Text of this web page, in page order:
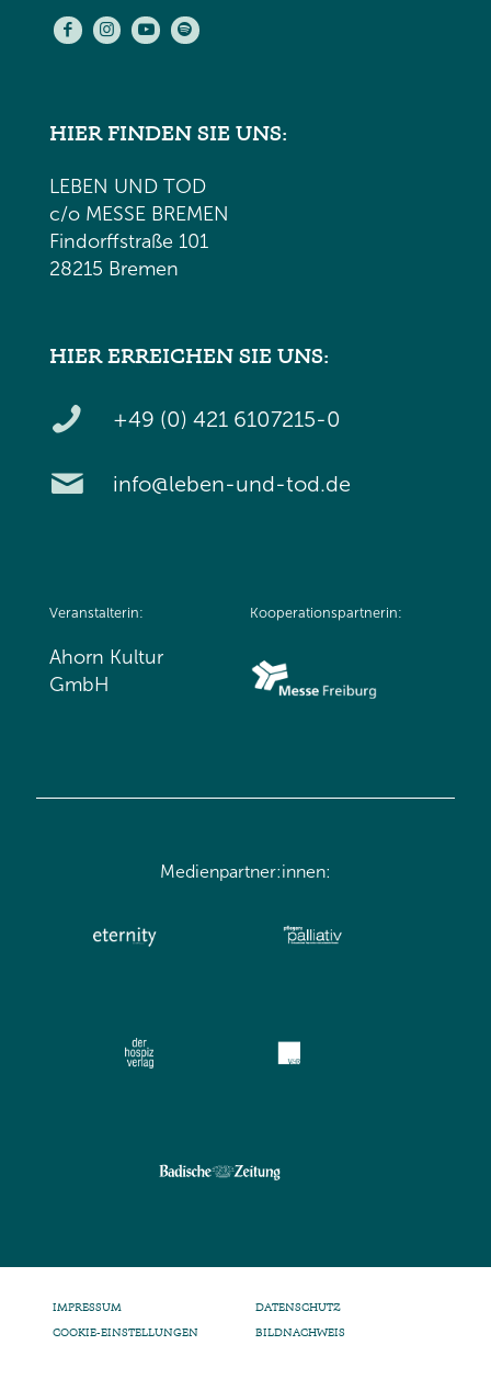
HIER FINDEN SIE UNS:
LEBEN UND TOD
c/o MESSE BREMEN
Findorffstraße 101
28215 Bremen
HIER ERREICHEN SIE UNS:
+49 (0) 421 6107215-0
info@leben-und-tod.de
Veranstalterin:
Ahorn Kultur
GmbH
Kooperationspartnerin:
Medienpartner:innen:
IMPRESSUM
DATENSCHUTZ
COOKIE-EINSTELLUNGEN
BILDNACHWEIS